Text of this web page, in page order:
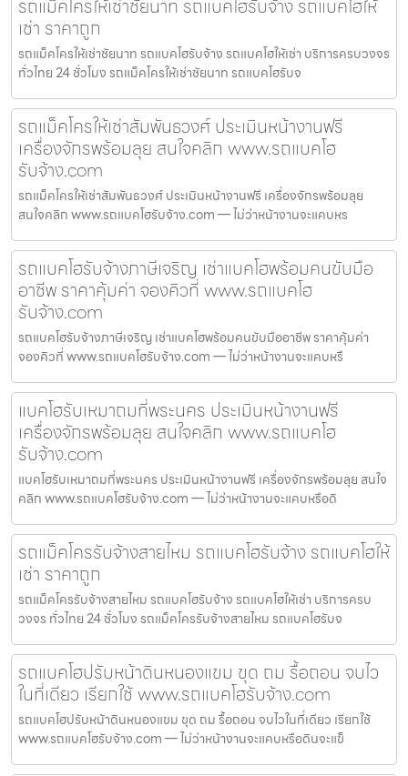
รถแม็คโครให้เช่าชัยนาท รถแบคโฮรับจ้าง รถแบคโฮให้
เช่า ราคาถูก
รถแม็คโครให้เช่าชัยนาท รถแบคโฮรับจ้าง รถแบคโฮให้เช่า บริการครบวงจร
ทั่วไทย 24 ชั่วโมง รถแม็คโครให้เช่าชัยนาท รถแบคโฮรับจ
รถแม็คโครให้เช่าสัมพันธวงศ์ ประเมินหน้างานฟรี
เครื่องจักรพร้อมลุย สนใจคลิก www.รถแบคโฮ
รับจ้าง.com
รถแม็คโครให้เช่าสัมพันธวงศ์ ประเมินหน้างานฟรี เครื่องจักรพร้อมลุย
สนใจคลิก www.รถแบคโฮรับจ้าง.com — ไม่ว่าหน้างานจะแคบหร
รถแบคโฮรับจ้างภาษีเจริญ เช่าแบคโฮพร้อมคนขับมือ
อาชีพ ราคาคุ้มค่า จองคิวที่ www.รถแบคโฮ
รับจ้าง.com
รถแบคโฮรับจ้างภาษีเจริญ เช่าแบคโฮพร้อมคนขับมืออาชีพ ราคาคุ้มค่า
จองคิวที่ www.รถแบคโฮรับจ้าง.com — ไม่ว่าหน้างานจะแคบหรื
แบคโฮรับเหมาถมที่พระนคร ประเมินหน้างานฟรี
เครื่องจักรพร้อมลุย สนใจคลิก www.รถแบคโฮ
รับจ้าง.com
แบคโฮรับเหมาถมที่พระนคร ประเมินหน้างานฟรี เครื่องจักรพร้อมลุย สนใจ
คลิก www.รถแบคโฮรับจ้าง.com — ไม่ว่าหน้างานจะแคบหรือดิ
รถแม็คโครรับจ้างสายไหม รถแบคโฮรับจ้าง รถแบคโฮให้
เช่า ราคาถูก
รถแม็คโครรับจ้างสายไหม รถแบคโฮรับจ้าง รถแบคโฮให้เช่า บริการครบ
วงจร ทั่วไทย 24 ชั่วโมง รถแม็คโครรับจ้างสายไหม รถแบคโฮรับจ
รถแบคโฮปรับหน้าดินหนองแขม ขุด ถม รื้อถอน จบไว
ในที่เดียว เรียกใช้ www.รถแบคโฮรับจ้าง.com
รถแบคโฮปรับหน้าดินหนองแขม ขุด ถม รื้อถอน จบไวในที่เดียว เรียกใช้
www.รถแบคโฮรับจ้าง.com — ไม่ว่าหน้างานจะแคบหรือดินจะแข็